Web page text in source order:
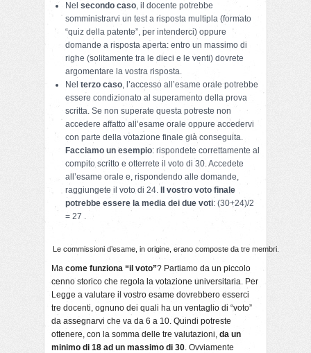
Nel secondo caso, il docente potrebbe
somministrarvi un test a risposta multipla (formato
“quiz della patente”, per intenderci) oppure
domande a risposta aperta: entro un massimo di
righe (solitamente tra le dieci e le venti) dovrete
argomentare la vostra risposta.
Nel terzo caso, l’accesso all’esame orale potrebbe
essere condizionato al superamento della prova
scritta. Se non superate questa potreste non
accedere affatto all’esame orale oppure accedervi
con parte della votazione finale già conseguita.
Facciamo un esempio: rispondete correttamente al
compito scritto e otterrete il voto di 30. Accedete
all’esame orale e, rispondendo alle domande,
raggiungete il voto di 24.
Il vostro voto finale
potrebbe essere la media dei due voti: (30+24)/2
= 27 .
Le commissioni d’esame, in origine, erano composte da tre membri.
Ma come funziona “il voto”? Partiamo da un piccolo
cenno storico che regola la votazione universitaria. Per
Legge a valutare il vostro esame dovrebbero esserci
tre docenti, ognuno dei quali ha un ventaglio di “voto”
da assegnarvi che va da 6 a 10. Quindi potreste
ottenere, con la somma delle tre valutazioni, da un
minimo di 18 ad un massimo di 30. Ovviamente